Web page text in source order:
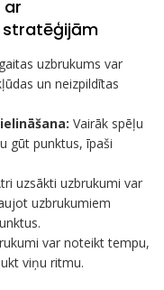
ar
uzbrukums var
un neizpildītas
Vairāk spēļu
gūt punktus, īpaši
uzsākti uzbrukumi var
uzbrukumiem
var noteikt tempu,
viņu ritmu.